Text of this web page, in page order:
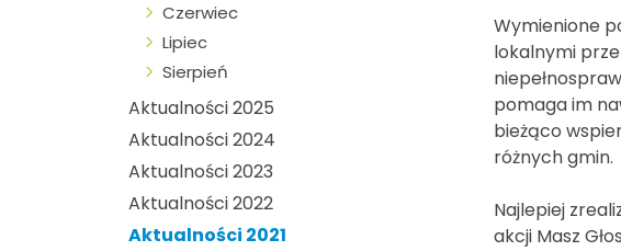
Czerwiec
Lipiec
Sierpień
Aktualności 2025
Aktualności 2024
Aktualności 2023
Aktualności 2022
Aktualności 2021
Wymienione
lokalnymi
pomaga im
bieżąco
różnych gmin.
Najlepiej
akcji Masz